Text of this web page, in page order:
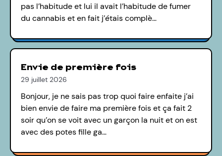
pas l’habitude et lui il avait l’habitude de fumer
du cannabis et en fait j’étais complè…
Envie de première fois
29 juillet 2026
Bonjour, je ne sais pas trop quoi faire enfaite j’ai
bien envie de faire ma première fois et ça fait 2
soir qu’on se voit avec un garçon la nuit et on est
avec des potes fille ga…